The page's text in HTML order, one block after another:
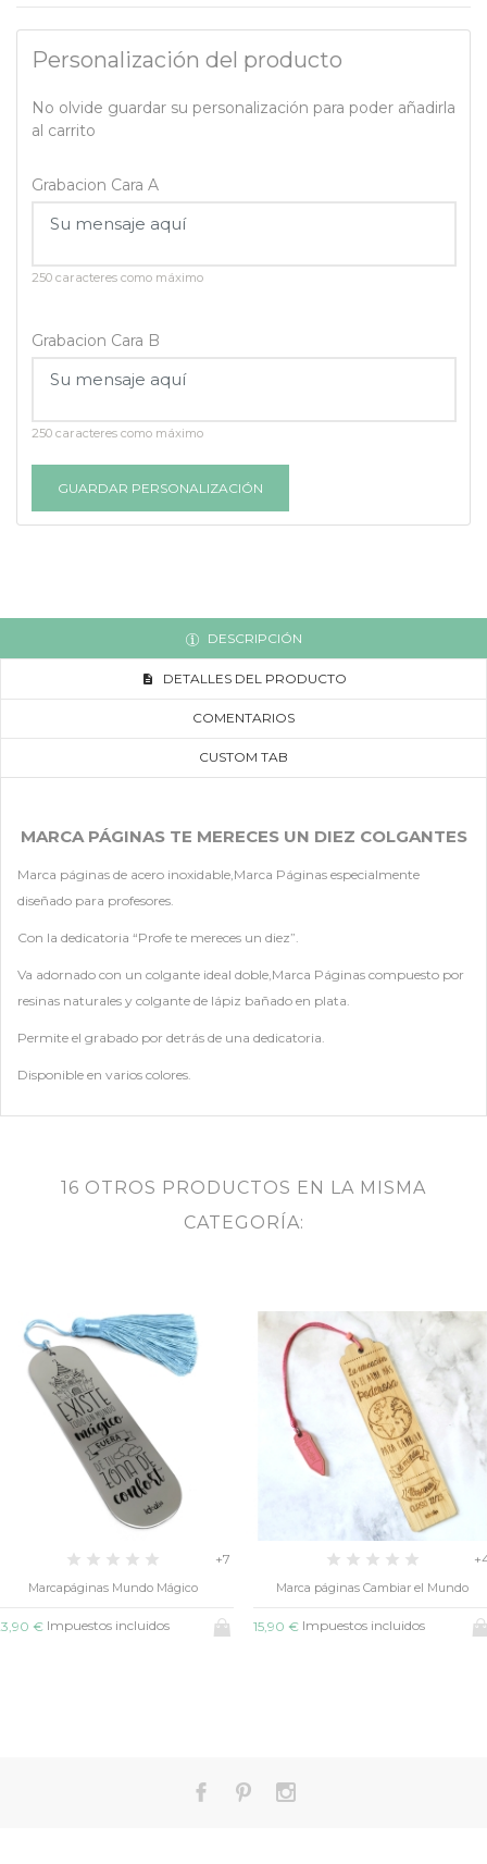
Personalización del producto
No olvide guardar su personalización para poder añadirla
al carrito
Grabacion Cara A
250 caracteres como máximo
Grabacion Cara B
250 caracteres como máximo
GUARDAR PERSONALIZACIÓN
DESCRIPCIÓN
DETALLES DEL PRODUCTO
COMENTARIOS
CUSTOM TAB
MARCA PÁGINAS TE MERECES UN DIEZ COLGANTES
Marca páginas de acero inoxidable,Marca Páginas especialmente
diseñado para profesores.
Con la dedicatoria “Profe te mereces un diez”.
Va adornado con un colgante ideal doble,Marca Páginas compuesto por
resinas naturales y colgante de lápiz bañado en plata.
Permite el grabado por detrás de una dedicatoria.
Disponible en varios colores.
16 OTROS PRODUCTOS EN LA MISMA
CATEGORÍA:
+7
Mágico
+4
Marca páginas Cambiar el Mundo
15,90 €Impuestos incluidos
Marca
15,90 €Impuestos